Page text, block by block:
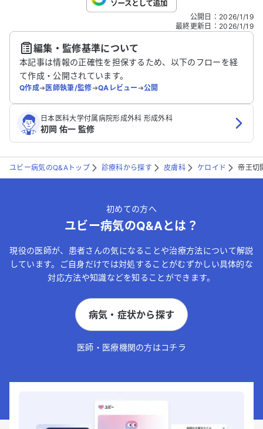
こちらは送信専用のフォームです。氏名やご自身の病気の詳細な
送信する
公開日 ： 2026/1/19
最終更新日 ： 2026/1/19
編集・監修基準について
本記事は情報の正確性を担保するため、以下のフローを経
て作成・公開されています。
Q作成➔医師執筆/監修➔QAレビュー➔公開
日本医科大学付属病院形成外科 形成外科
初岡 佑一 監修
ユビー病気のQ&Aトップ 診療科から探す 皮膚科 ケロイド 帝王切
初めての方へ
ユビー病気のQ&Aとは？
現役の医師が、患者さんの気になることや治療方法について解説
しています。ご自身だけでは対処することがむずかしい具体的な
対応方法や知識などを知ることができます。
病気・症状から探す
医師・医療機関の方はコチラ